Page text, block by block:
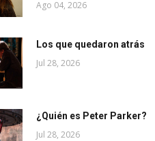
Ago 04, 2026
Los que quedaron atrás
Jul 28, 2026
¿Quién es Peter Parker?
Jul 28, 2026